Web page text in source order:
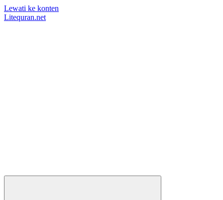
Lewati ke konten
Litequran.net